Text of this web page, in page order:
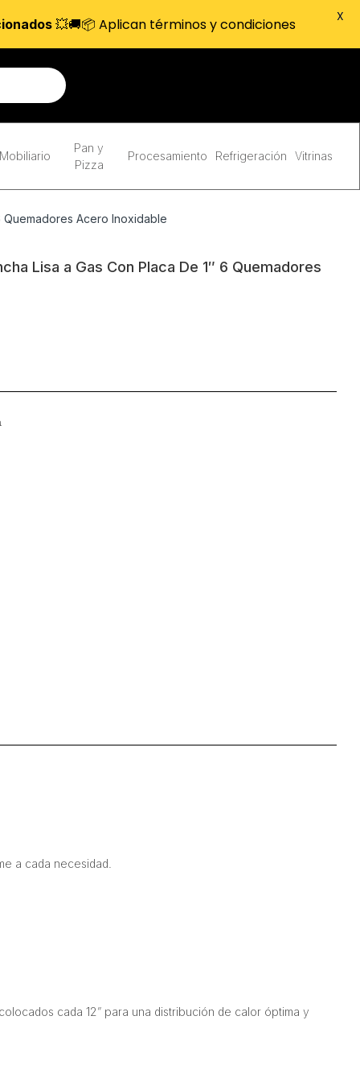
Mobiliario
Pan y
Pizza
Procesamiento Refrigeración Vitrinas
Quemadores Acero Inoxidable
Lisa a Gas Con Placa De 1″ 6 Quemadores
a cada necesidad.
cada 12” para una distribución de calor óptima y
💥🚚📦 Aplican términos y condiciones X